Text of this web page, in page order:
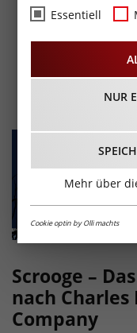
Scrooge –
nach Charles
Company
Essentiell
NUR
Mehr über
Cookie optin by Olli machts